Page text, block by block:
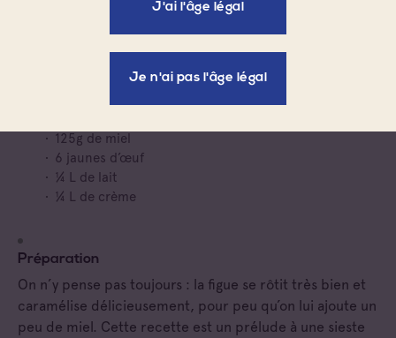
J'ai l'âge légal
Je n'ai pas l'âge légal
250g de miel (125 g pour rôtir les figues, 125 g pour
80g de beurre
1 citron non traité
Et pour la glace :
125g de miel
6 jaunes d’œuf
¼ L de lait
¼ L de crème
Préparation
On n’y pense pas toujours : la figue se rôtit très bien et
caramélise délicieusement, pour peu qu’on lui ajoute un
peu de miel. Cette recette est un prélude à une sieste